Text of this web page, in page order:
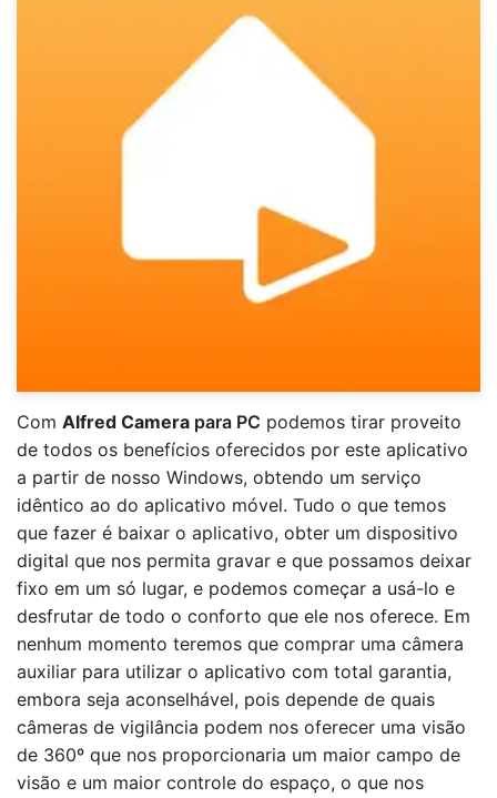
Com Alfred Camera para PC podemos tirar proveito
de todos os benefícios oferecidos por este aplicativo
a partir de nosso Windows, obtendo um serviço
idêntico ao do aplicativo móvel. Tudo o que temos
que fazer é baixar o aplicativo, obter um dispositivo
digital que nos permita gravar e que possamos deixar
fixo em um só lugar, e podemos começar a usá-lo e
desfrutar de todo o conforto que ele nos oferece. Em
nenhum momento teremos que comprar uma câmera
auxiliar para utilizar o aplicativo com total garantia,
embora seja aconselhável, pois depende de quais
câmeras de vigilância podem nos oferecer uma visão
de 360º que nos proporcionaria um maior campo de
visão e um maior controle do espaço, o que nos